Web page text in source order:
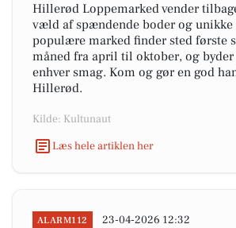
Hillerød Loppemarked vender
væld af spændende boder og unikke
populære marked finder sted første
måned fra april til oktober, og
enhver smag. Kom og gør en god
Hillerød.
Kilde: Kultunaut
Læs hele artiklen her
ALARM112 23-04-2026 12:32